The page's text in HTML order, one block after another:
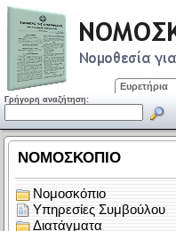
Ευρετήρια
Γρήγορη αναζήτηση: